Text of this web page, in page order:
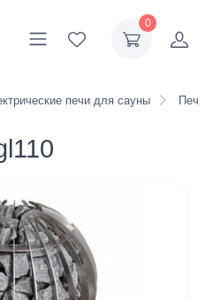
0
печи для сауны Печи